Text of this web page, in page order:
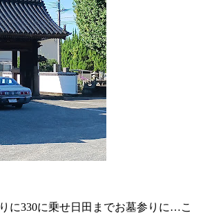
に330に乗せ日田までお墓参りに…こ